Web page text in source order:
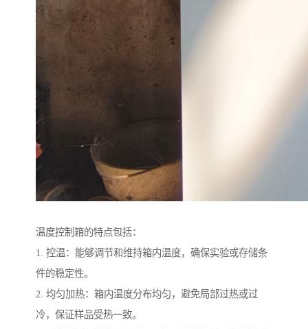
温度控制箱的特点包括：
1. 控温：能够调节和维持箱内温度，确保实验或存储条
件的稳定性。
2. 均匀加热：箱内温度分布均匀，避免局部过热或过
冷，保证样品受热一致。